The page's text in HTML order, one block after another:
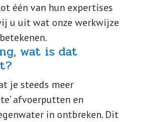
één van hun expertises
u uit wat onze werkwijze
wat is dat
je steeds meer
afvoerputten en
in ontbreken. Dit